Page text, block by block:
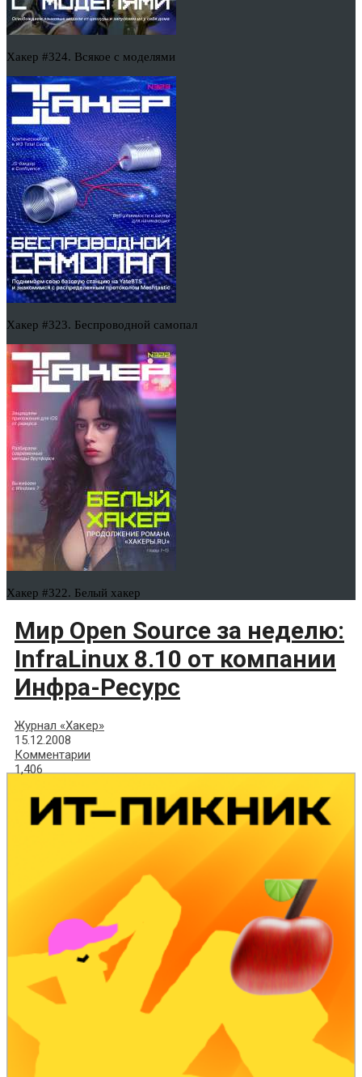
Хакер #324. Всякое с моделями
Хакер #323. Беспроводной самопал
Хакер #322. Белый хакер
Мир Open Source за неделю:
InfraLinux 8.10 от компании
Инфра-Ресурс
Журнал «Хакер»
15.12.2008
Комментарии
1,406